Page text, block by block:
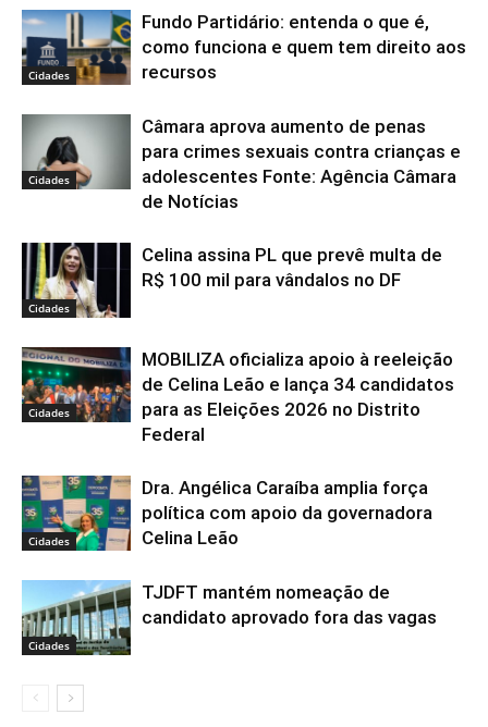
Cidades
Fundo Partidário: entenda o que é,
como funciona e quem tem direito aos
recursos
Cidades
Câmara aprova aumento de penas
para crimes sexuais contra crianças e
adolescentes Fonte: Agência Câmara
de Notícias
Cidades
Celina assina PL que prevê multa de
R$ 100 mil para vândalos no DF
Cidades
MOBILIZA oficializa apoio à reeleição
de Celina Leão e lança 34 candidatos
para as Eleições 2026 no Distrito
Federal
Cidades
Dra. Angélica Caraíba amplia força
política com apoio da governadora
Celina Leão
Cidades
TJDFT mantém nomeação de
candidato aprovado fora das vagas